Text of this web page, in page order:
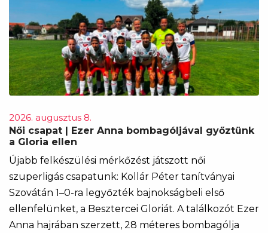
2026. augusztus 8.
Női csapat | Ezer Anna bombagóljával győztünk
a Gloria ellen
Újabb felkészülési mérkőzést játszott női
szuperligás csapatunk: Kollár Péter tanítványai
Szovátán 1–0-ra legyőzték bajnokságbeli első
ellenfelünket, a Besztercei Gloriát. A találkozót Ezer
Anna hajrában szerzett, 28 méteres bombagólja